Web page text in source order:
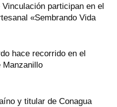
Vinculación participan en el
«Sembrando Vida
hace recorrido en el
Manzanillo
y titular de Conagua